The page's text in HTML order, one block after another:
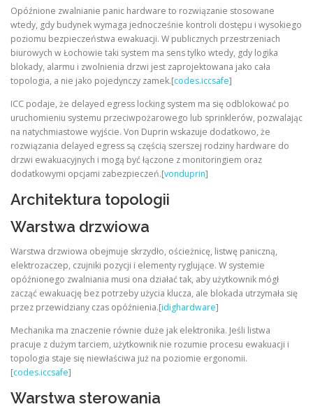
Opóźnione zwalnianie panic hardware to rozwiązanie stosowane
wtedy, gdy budynek wymaga jednocześnie kontroli dostępu i wysokiego
poziomu bezpieczeństwa ewakuacji. W publicznych przestrzeniach
biurowych w Łochowie taki system ma sens tylko wtedy, gdy logika
blokady, alarmu i zwolnienia drzwi jest zaprojektowana jako cała
topologia, a nie jako pojedynczy zamek.[codes.iccsafe]
ICC podaje, że delayed egress locking system ma się odblokować po
uruchomieniu systemu przeciwpożarowego lub sprinklerów, pozwalając
na natychmiastowe wyjście. Von Duprin wskazuje dodatkowo, że
rozwiązania delayed egress są częścią szerszej rodziny hardware do
drzwi ewakuacyjnych i mogą być łączone z monitoringiem oraz
dodatkowymi opcjami zabezpieczeń.[vonduprin]
Architektura topologii
Warstwa drzwiowa
Warstwa drzwiowa obejmuje skrzydło, ościeżnicę, listwę paniczną,
elektrozaczep, czujniki pozycji i elementy ryglujące. W systemie
opóźnionego zwalniania musi ona działać tak, aby użytkownik mógł
zacząć ewakuację bez potrzeby użycia klucza, ale blokada utrzymała się
przez przewidziany czas opóźnienia.[idighardware]
Mechanika ma znaczenie równie duże jak elektronika. Jeśli listwa
pracuje z dużym tarciem, użytkownik nie rozumie procesu ewakuacji i
topologia staje się niewłaściwa już na poziomie ergonomii.
[codes.iccsafe]
Warstwa sterowania